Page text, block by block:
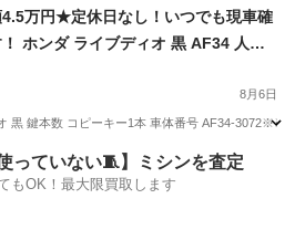
エブリイ 車両
万円★定休日なし！いつでも現車確
ホンダ ライブディオ 黒 AF34 人気
オ！ ２ストのためオイル注ぎ足すだ
ベースに♪
8月6日
黒 鍵本数 コピーキー1本 車体番号 AF34-
ホンダ ライブディオ
っていない🧵】ミシンを査定
もOK！最大限買取します